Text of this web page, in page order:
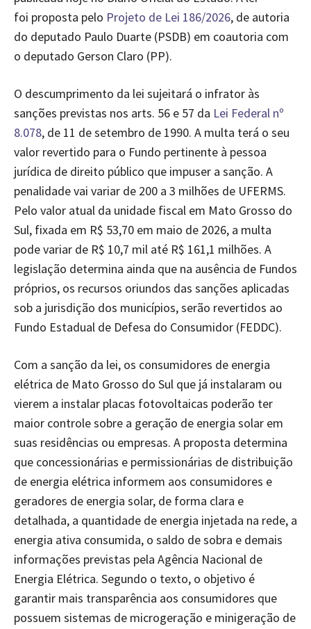
foi proposta pelo Projeto de Lei 186/2026, de autoria
do deputado Paulo Duarte (PSDB) em coautoria com
o deputado Gerson Claro (PP).
O descumprimento da lei sujeitará o infrator às
sanções previstas nos arts. 56 e 57 da Lei Federal nº
8.078, de 11 de setembro de 1990. A multa terá o seu
valor revertido para o Fundo pertinente à pessoa
jurídica de direito público que impuser a sanção. A
penalidade vai variar de 200 a 3 milhões de UFERMS.
Pelo valor atual da unidade fiscal em Mato Grosso do
Sul, fixada em R$ 53,70 em maio de 2026, a multa
pode variar de R$ 10,7 mil até R$ 161,1 milhões. A
legislação determina ainda que na ausência de Fundos
próprios, os recursos oriundos das sanções aplicadas
sob a jurisdição dos municípios, serão revertidos ao
Fundo Estadual de Defesa do Consumidor (FEDDC).
Com a sanção da lei, os consumidores de energia
elétrica de Mato Grosso do Sul que já instalaram ou
vierem a instalar placas fotovoltaicas poderão ter
maior controle sobre a geração de energia solar em
suas residências ou empresas. A proposta determina
que concessionárias e permissionárias de distribuição
de energia elétrica informem aos consumidores e
geradores de energia solar, de forma clara e
detalhada, a quantidade de energia injetada na rede, a
energia ativa consumida, o saldo de sobra e demais
informações previstas pela Agência Nacional de
Energia Elétrica. Segundo o texto, o objetivo é
garantir mais transparência aos consumidores que
possuem sistemas de microgeração e minigeração de